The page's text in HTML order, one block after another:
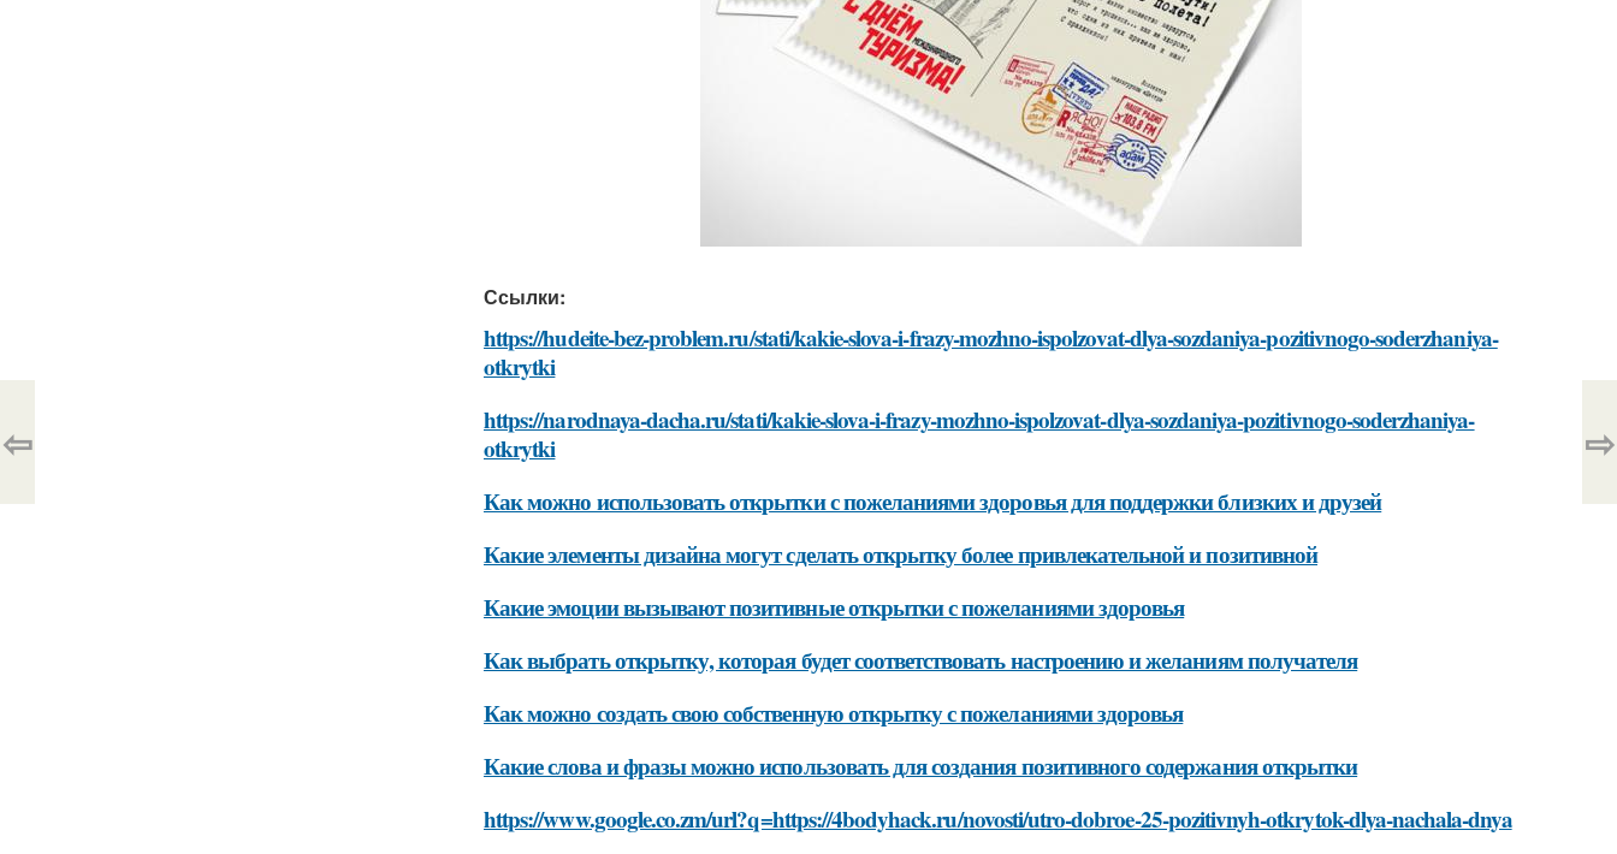
Ссылки:
https://hudeite-bez-problem.ru/stati/kakie-slova-i-frazy-mozhno-ispolzovat-dlya-sozdaniya-pozitivnogo-soderzhaniya-
otkrytki
https://narodnaya-dacha.ru/stati/kakie-slova-i-frazy-mozhno-ispolzovat-dlya-sozdaniya-pozitivnogo-soderzhaniya-
otkrytki
Как можно использовать открытки с пожеланиями здоровья для поддержки близких и друзей
Какие элементы дизайна могут сделать открытку более привлекательной и позитивной
Какие эмоции вызывают позитивные открытки с пожеланиями здоровья
Как выбрать открытку, которая будет соответствовать настроению и желаниям получателя
Как можно создать свою собственную открытку с пожеланиями здоровья
Какие слова и фразы можно использовать для создания позитивного содержания открытки
https://www.google.co.zm/url?q=https://4bodyhack.ru/novosti/utro-dobroe-25-pozitivnyh-otkrytok-dlya-nachala-dnya
⇦ ⇨